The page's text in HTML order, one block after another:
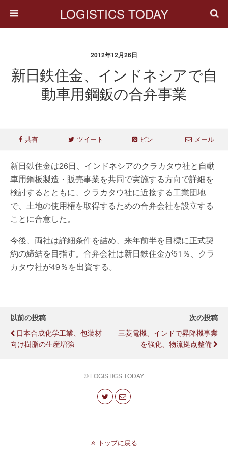
LOGISTICS TODAY
2012年12月26日
新日鉄住金、インドネシアで自
動車用鋼鈑の合弁事業
共有 ツイート ピン メール
新日鉄住金は26日、インドネシアのクラカタウ社と自動
車用鋼板製造・販売事業を共同で実施する方向で詳細を
検討するとともに、クラカタウ社に近接する工業団地
で、土地の使用権を取得するための合弁会社を設立する
ことに合意した。
今後、両社は詳細条件を詰め、来年前半を目標に正式契
約の締結を目指す。合弁会社は新日鉄住金が51％、クラ
カタウ社が49％を出資する。
以前の投稿
日本合成化学工業、包装材
向け樹脂の生産増強
次の投稿
三菱電機、インドで昇降機事業
を強化、物流拠点整備
© LOGISTICS TODAY
トップに戻る